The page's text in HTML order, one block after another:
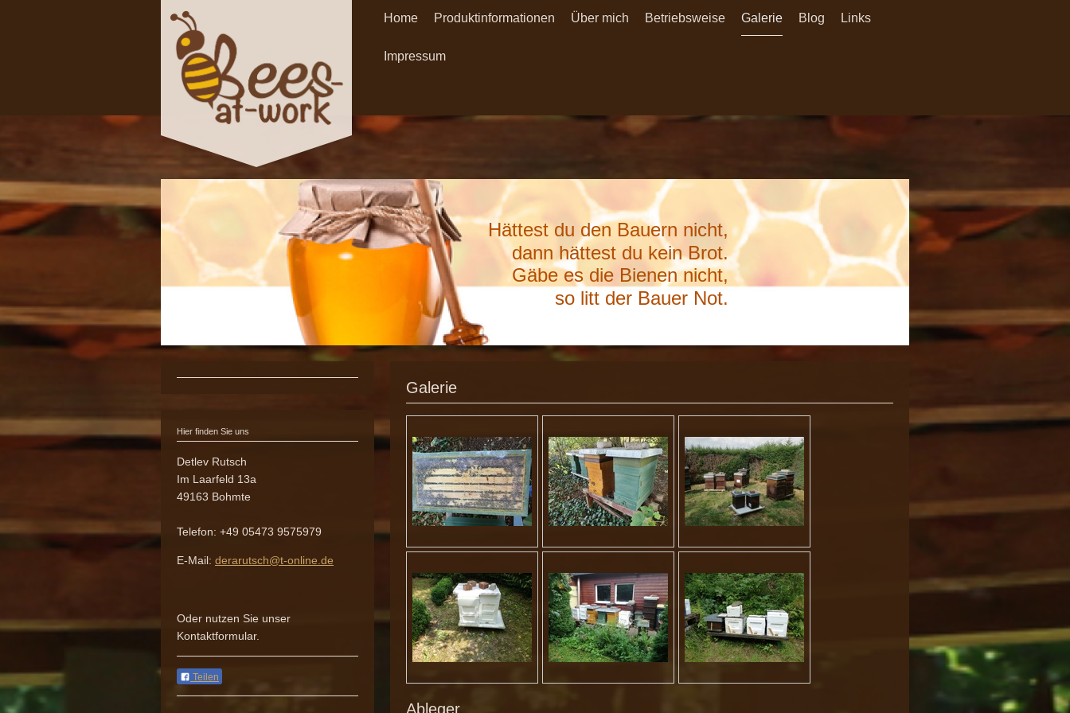
Home Produktinformationen Über mich Betriebsweise Galerie Blog Links
Impressum
Hättest du den Bauern nicht,
dann hättest du kein Brot.
Gäbe es die Bienen nicht,
so litt der Bauer Not.
Galerie
Ableger
Hier finden Sie uns
Detlev Rutsch
Im Laarfeld 13a
49163 Bohmte
Telefon: +49 05473 9575979
E-Mail: derarutsch@t-online.de
Oder nutzen Sie unser
Kontaktformular.
Teilen